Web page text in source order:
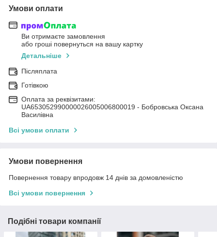
Умови оплати
Ви отримаєте замовлення
або гроші повернуться на вашу картку
Детальніше
Післяплата
Готівкою
Оплата за реквізитами:
UA653052990000026005006800019 - Бобровська Оксана
Василівна
Всі умови оплати
Умови повернення
Повернення товару впродовж 14 днів за домовленістю
Всі умови повернення
Подібні товари компанії